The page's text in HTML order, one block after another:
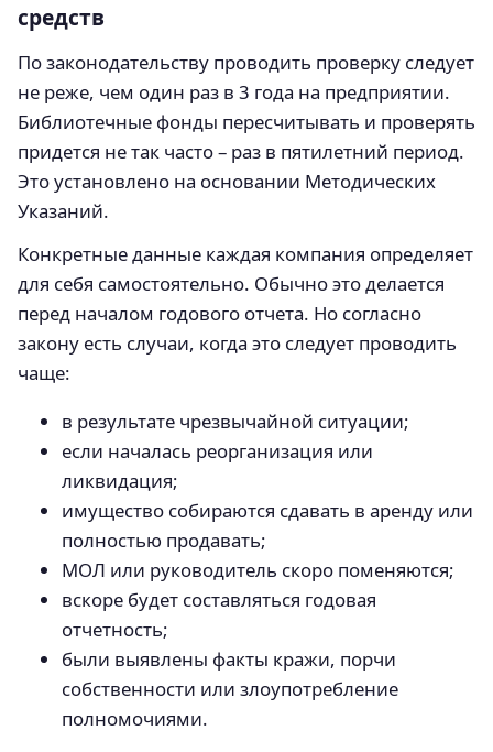
средств
По законодательству проводить проверку следует
не реже, чем один раз в 3 года на предприятии.
Библиотечные фонды пересчитывать и проверять
придется не так часто – раз в пятилетний период.
Это установлено на основании Методических
Указаний.
Конкретные данные каждая компания определяет
для себя самостоятельно. Обычно это делается
перед началом годового отчета. Но согласно
закону есть случаи, когда это следует проводить
чаще:
в результате чрезвычайной ситуации;
если началась реорганизация или
ликвидация;
имущество собираются сдавать в аренду или
полностью продавать;
МОЛ или руководитель скоро поменяются;
вскоре будет составляться годовая
отчетность;
были выявлены факты кражи, порчи
собственности или злоупотребление
полномочиями.